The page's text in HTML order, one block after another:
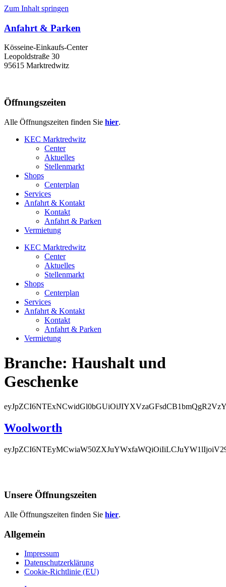
Zum Inhalt springen
Anfahrt & Parken
Kösseine-Einkaufs-Center
Leopoldstraße 30
95615 Marktredwitz
Öffnungszeiten
Alle Öffnungszeiten finden Sie hier.
KEC Marktredwitz
Center
Aktuelles
Stellenmarkt
Shops
Centerplan
Services
Anfahrt & Kontakt
Kontakt
Anfahrt & Parken
Vermietung
KEC Marktredwitz
Center
Aktuelles
Stellenmarkt
Shops
Centerplan
Services
Anfahrt & Kontakt
Kontakt
Anfahrt & Parken
Vermietung
Branche: Haushalt und
Geschenke
Woolworth
Unsere Öffnungszeiten
Alle Öffnungszeiten finden Sie hier.
Allgemein
Impressum
Datenschutzerklärung
Cookie-Richtlinie (EU)